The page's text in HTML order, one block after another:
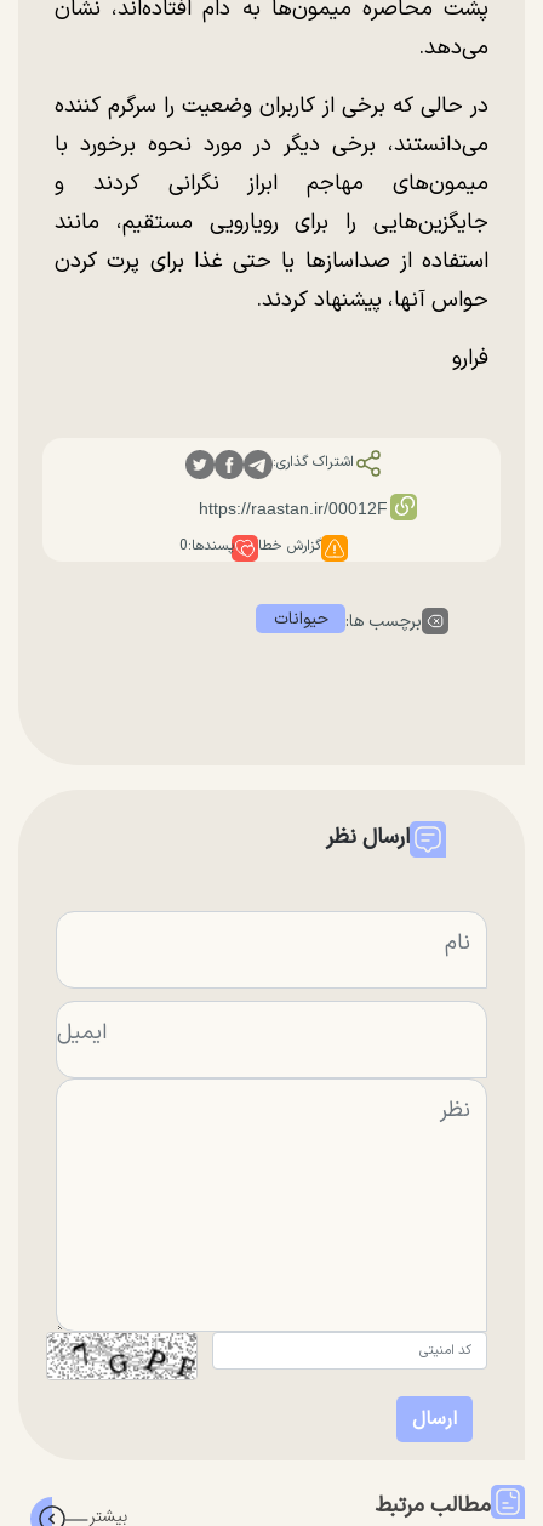
پشت محاصره میمون‌ها به دام افتاده‌اند، نشان
می‌دهد.
در حالی که برخی از کاربران وضعیت را سرگرم کننده
می‌دانستند، برخی دیگر در مورد نحوه برخورد با
میمون‌های مهاجم ابراز نگرانی کردند و
جایگزین‌هایی را برای رویارویی مستقیم، مانند
استفاده از صداساز‌ها یا حتی غذا برای پرت کردن
حواس آنها، پیشنهاد کردند.
فرارو
اشتراک گذاری:
گزارش خطا پسندها:0
برچسب ها: حیوانات
ارسال نظر
مطالب مرتبط